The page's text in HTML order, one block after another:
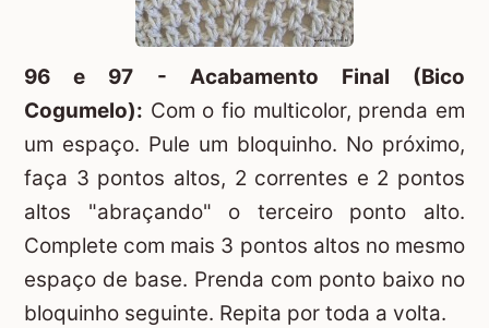
96 e 97 - Acabamento Final (Bico
Cogumelo): Com o fio multicolor, prenda em
um espaço. Pule um bloquinho. No próximo,
faça 3 pontos altos, 2 correntes e 2 pontos
altos "abraçando" o terceiro ponto alto.
Complete com mais 3 pontos altos no mesmo
espaço de base. Prenda com ponto baixo no
bloquinho seguinte. Repita por toda a volta.